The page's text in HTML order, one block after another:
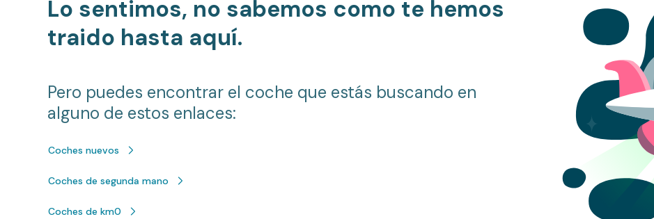
Lo sentimos, no sabemos como te hemos
traido hasta aquí.
Pero puedes encontrar el coche que estás buscando en
alguno de estos enlaces:
Coches nuevos
Coches de segunda mano
Coches de km0